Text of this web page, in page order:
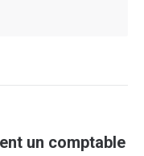
un comptable